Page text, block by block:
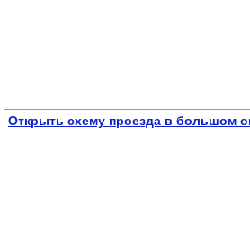
Открыть схему проезда в большом